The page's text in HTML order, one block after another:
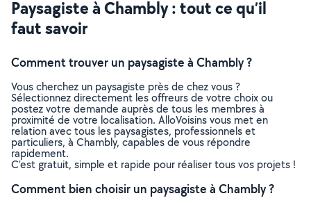
Paysagiste à Chambly : tout ce qu’il
faut savoir
Comment trouver un paysagiste à Chambly ?
Vous cherchez un paysagiste près de chez vous ?
Sélectionnez directement les offreurs de votre choix ou
postez votre demande auprès de tous les membres à
proximité de votre localisation. AlloVoisins vous met en
relation avec tous les paysagistes, professionnels et
particuliers, à Chambly, capables de vous répondre
rapidement.
C’est gratuit, simple et rapide pour réaliser tous vos projets !
Comment bien choisir un paysagiste à Chambly ?